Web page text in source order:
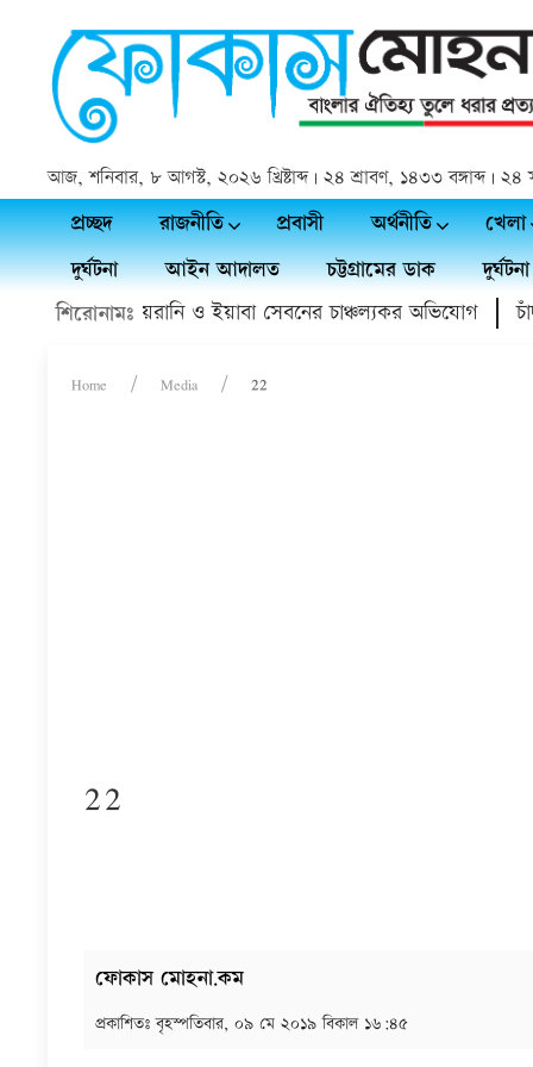
আজ, শনিবার, ৮ আগস্ট, ২০২৬ খ্রিষ্টাব্দ | ২৪ শ্রাবণ, ১৪৩৩ বঙ্গাব্দ |
প্রচ্ছদ রাজনীতি প্রবাসী অর্থনীতি খেলা
দুর্ঘটনা
আইন আদালত চট্টগ্রামের ডাক দুর্ঘটনা
শিরোনামঃ
ডাক্তারের হয়রানি ও ইয়াবা সেবনের চাঞ্চল্যকর অভিযোগ
Home Media 22
22
ফোকাস মোহনা.কম
প্রকাশিতঃবৃহস্পতিবার, ০৯ মে ২০১৯ বিকাল ১৬:৪৫